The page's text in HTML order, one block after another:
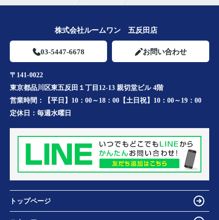
株式会社ルームワン 五反田店
03-5447-6678 お問い合わせ
〒141-0022
東京都品川区東五反田１丁目12-13 親切堂ビル 4階
営業時間：
【平日】10：00～18：00【土日祝】10：00～19：00
定休日： 毎週水曜日
トップページ